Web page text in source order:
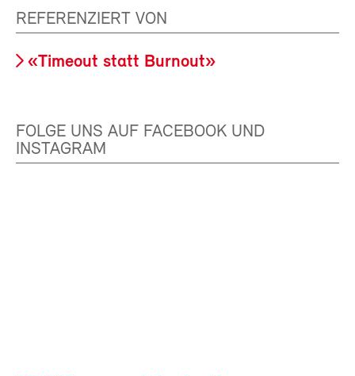
REFERENZIERT VON
«Timeout statt Burnout»
FOLGE UNS AUF FACEBOOK UND
INSTAGRAM